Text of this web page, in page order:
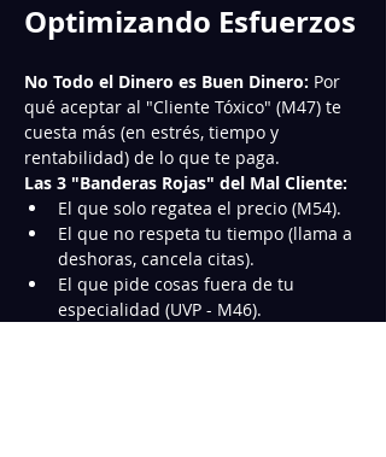
Optimizando Esfuerzos
No Todo el Dinero es Buen Dinero: Por
qué aceptar al "Cliente Tóxico" (M47) te
cuesta más (en estrés, tiempo y
rentabilidad) de lo que te paga.
Las 3 "Banderas Rojas" del Mal Cliente:
El que solo regatea el precio (M54).
El que no respeta tu tiempo (llama a
deshoras, cancela citas).
El que pide cosas fuera de tu
especialidad (UVP - M46).